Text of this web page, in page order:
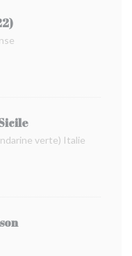
verte) Italie